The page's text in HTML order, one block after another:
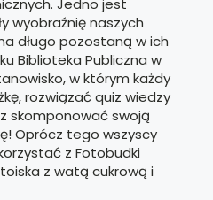
Jedno jest
wyobraźnię naszych
długo pozostaną w ich
Biblioteka Publiczna w
w którym każdy
rozwiązać quiz wiedzy
skomponować swoją
Oprócz tego wszyscy
z Fotobudki
z watą cukrową i